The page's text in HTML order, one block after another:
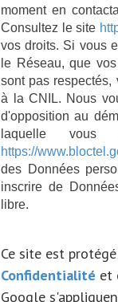
moment en
Consultez le site
vos droits. Si vous
le Réseau, que
sont pas respectés,
à la CNIL. Nous
d'opposition au
laquelle
https://
des Données
inscrire de
libre.
Ce site est
Confidentialité et
Google